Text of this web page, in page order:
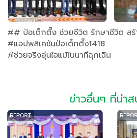
## ป่อเต็กตึ๊ง ช่วยชีวิต รักษาชีวิต ส
#แอปพลิเคชันป่อเต็กตึ๊ง1418
#ช่วยจริงอุ่นใจแม้ในนาทีฉุกเฉิน
ข่าวอื่นๆ ที่น่าส
REPORT